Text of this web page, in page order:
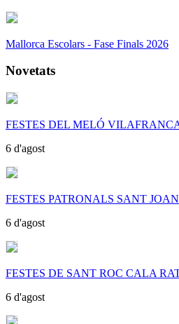
Mallorca Escolars - Fase Finals 2026
Novetats
FESTES DEL MELÓ
6 d'agost
FESTES PATRONALS SANT
6 d'agost
FESTES DE SANT ROC CALA
6 d'agost